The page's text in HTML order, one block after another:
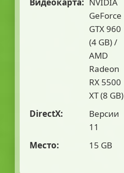
Видеокарта: NVIDIA
GeForce
GTX 960
(4 GB) /
AMD
Radeon
RX 5500
XT (8 GB)
DirectX:
Версии
11
Место:
15 GB